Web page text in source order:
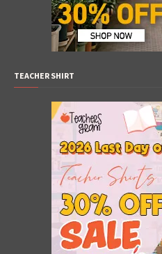
TEACHER SHIRT